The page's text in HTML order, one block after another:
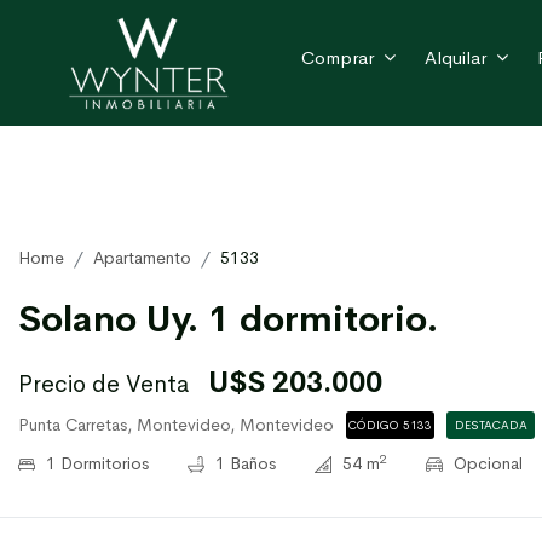
Comprar Alquilar
Home Apartamento 5133
Solano Uy. 1 dormitorio.
Precio de Venta U$S 203.000
Punta Carretas, Montevideo, Montevideo CÓDIGO 5133 DESTACADA
1 Dormitorios 1 Baños 54 m2 Opcional